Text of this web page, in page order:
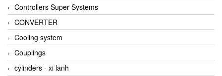
Allen Bradley Vietnam
Alpha Moisture Vietnam
Alpha-Achem Vietnam
Alphino
ALRE-IT Vietnam
Controllers Super Systems
CONVERTER
Cooling system
Couplings
cylinders - xi lanh